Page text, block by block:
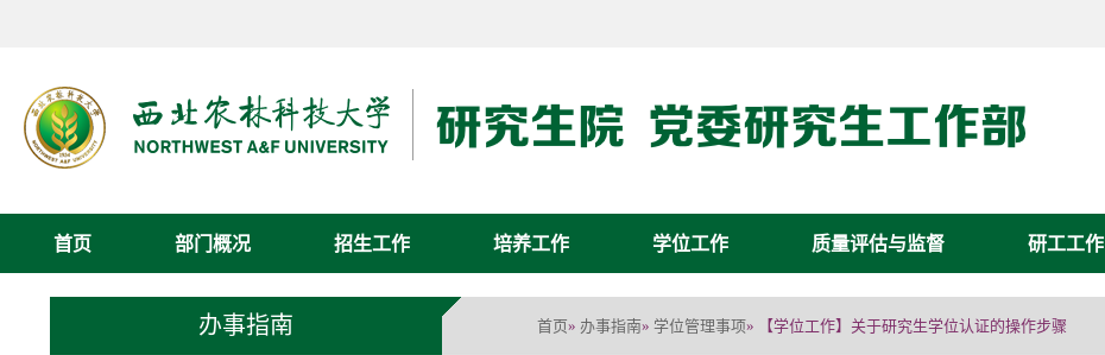
首页 部门概况 招生工作 培养工作 学位工作 质量评估与监督 研工工作
办事指南 首页» 办事指南» 学位管理事项» 【学位工作】关于研究生学位认证的操作步骤